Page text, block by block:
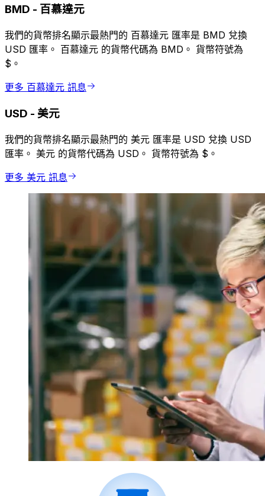
BMD - 百慕達元
我們的貨幣排名顯示最熱門的 百慕達元 匯率是 BMD 兌換
USD 匯率。 百慕達元 的貨幣代碼為 BMD。 貨幣符號為
$。
更多 百慕達元 訊息
USD - 美元
我們的貨幣排名顯示最熱門的 美元 匯率是 USD 兌換 USD
匯率。 美元 的貨幣代碼為 USD。 貨幣符號為 $。
更多 美元 訊息